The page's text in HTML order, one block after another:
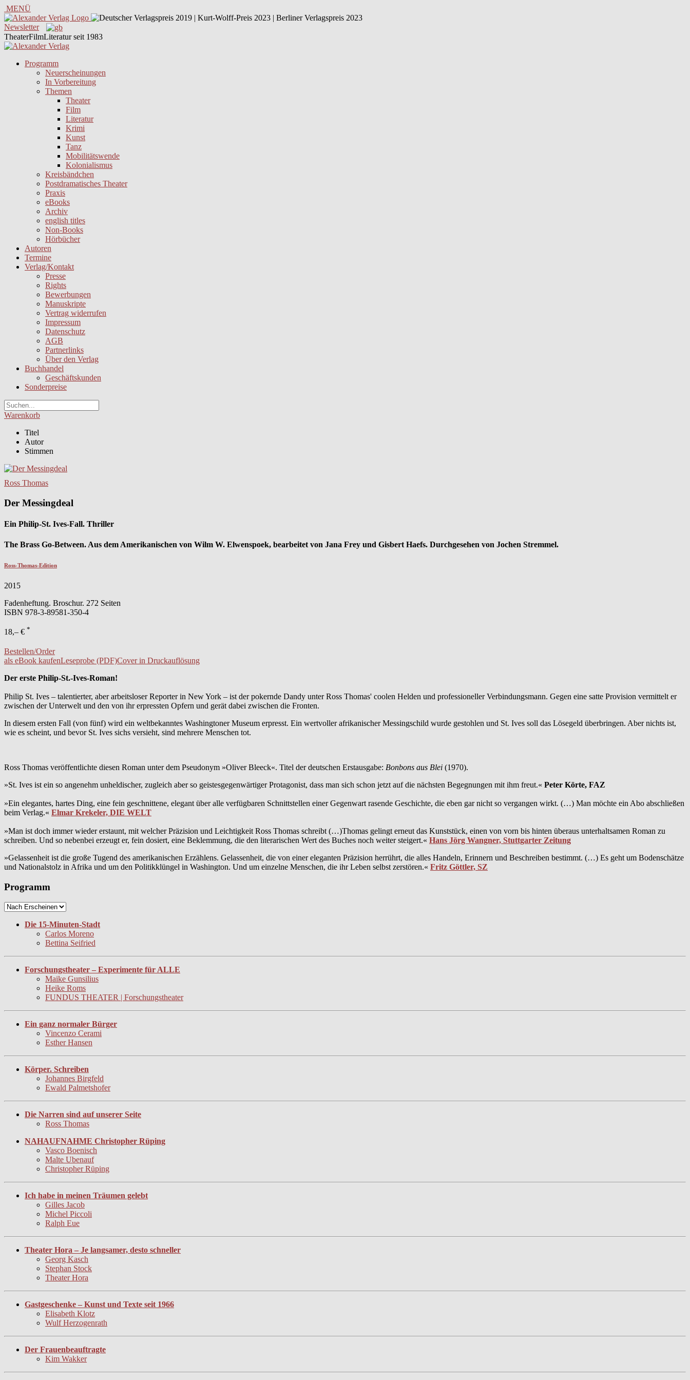
MENÜ
Newsletter
TheaterFilmLiteratur seit 1983
Programm
Neuerscheinungen
In Vorbereitung
Themen
Theater
Film
Literatur
Krimi
Kunst
Tanz
Mobilitätswende
Kolonialismus
Kreisbändchen
Postdramatisches Theater
Praxis
eBooks
Archiv
english titles
Non-Books
Hörbücher
Autoren
Termine
Verlag/Kontakt
Presse
Rights
Bewerbungen
Manuskripte
Vertrag widerrufen
Impressum
Datenschutz
AGB
Partnerlinks
Über den Verlag
Buchhandel
Geschäftskunden
Sonderpreise
Warenkorb
Titel
Autor
Stimmen
Ross Thomas
Der Messingdeal
Ein Philip-St. Ives-Fall. Thriller
The Brass Go-Between. Aus dem Amerikanischen von Wilm W. Elwenspoek, bearbeitet von Jana Frey und Gisbert Haefs. Durchgesehen von Jochen Stremmel.
Ross-Thomas-Edition
2015
Fadenheftung. Broschur. 272 Seiten
ISBN 978-3-89581-350-4
18,– € *
Bestellen/Order
als eBook kaufenLeseprobe (PDF)Cover in Druckauflösung
Der erste Philip-St.-Ives-Roman!
Philip St. Ives – talentierter, aber arbeitsloser Reporter in New York – ist der pokernde Dandy unter Ross Thomas' coolen Helden und professioneller Verbindungsmann. Gegen eine satte Provision vermittelt er
zwischen der Unterwelt und den von ihr erpressten Opfern und gerät dabei zwischen die Fronten.
In diesem ersten Fall (von fünf) wird ein weltbekanntes Washingtoner Museum erpresst. Ein wertvoller afrikanischer Messingschild wurde gestohlen und St. Ives soll das Lösegeld überbringen. Aber nichts ist,
wie es scheint, und bevor St. Ives sichs versieht, sind mehrere Menschen tot.
Ross Thomas veröffentlichte diesen Roman unter dem Pseudonym »Oliver Bleeck«. Titel der deutschen Erstausgabe: Bonbons aus Blei (1970).
»St. Ives ist ein so angenehm unheldischer, zugleich aber so geistesgegenwärtiger Protagonist, dass man sich schon jetzt auf die nächsten Begegnungen mit ihm freut.« Peter Körte, FAZ
»Ein elegantes, hartes Ding, eine fein geschnittene, elegant über alle verfügbaren Schnittstellen einer Gegenwart rasende Geschichte, die eben gar nicht so vergangen wirkt. (…) Man möchte ein Abo abschließen
beim Verlag.« Elmar Krekeler, DIE WELT
»Man ist doch immer wieder erstaunt, mit welcher Präzision und Leichtigkeit Ross Thomas schreibt (…)Thomas gelingt erneut das Kunststück, einen von vorn bis hinten überaus unterhaltsamen Roman zu
schreiben. Und so nebenbei erzeugt er, fein dosiert, eine Beklemmung, die den literarischen Wert des Buches noch weiter steigert.« Hans Jörg Wangner, Stuttgarter Zeitung
»Gelassenheit ist die große Tugend des amerikanischen Erzählens. Gelassenheit, die von einer eleganten Präzision herrührt, die alles Handeln, Erinnern und Beschreiben bestimmt. (…) Es geht um Bodenschätze
und Nationalstolz in Afrika und um den Politikklüngel in Washington. Und um einzelne Menschen, die ihr Leben selbst zerstören.« Fritz Göttler, SZ
Programm
Die 15-Minuten-Stadt
Carlos Moreno
Bettina Seifried
Forschungstheater – Experimente für ALLE
Maike Gunsilius
Heike Roms
FUNDUS THEATER | Forschungstheater
Ein ganz normaler Bürger
Vincenzo Cerami
Esther Hansen
Körper. Schreiben
Johannes Birgfeld
Ewald Palmetshofer
Die Narren sind auf unserer Seite
Ross Thomas
NAHAUFNAHME Christopher Rüping
Vasco Boenisch
Malte Ubenauf
Christopher Rüping
Ich habe in meinen Träumen gelebt
Gilles Jacob
Michel Piccoli
Ralph Eue
Theater Hora – Je langsamer, desto schneller
Georg Kasch
Stephan Stock
Theater Hora
Gastgeschenke – Kunst und Texte seit 1966
Elisabeth Klotz
Wulf Herzogenrath
Der Frauenbeauftragte
Kim Wakker